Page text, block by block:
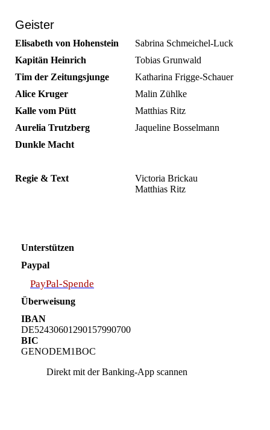
Geister
Elisabeth von Hohenstein
Sabrina Schmeichel-Luck
Kapitän Heinrich
Tobias Grunwald
Tim der Zeitungsjunge
Katharina Frigge-Schauer
Alice Kruger
Malin Zühlke
Kalle vom Pütt
Matthias Ritz
Aurelia Trutzberg
Jaqueline Bosselmann
Dunkle Macht
Regie & Text
Victoria Brickau
Matthias Ritz
Unterstützen
Paypal
PayPal-Spende
Überweisung
IBAN
DE52430601290157990700
BIC
GENODEM1BOC
Direkt mit der Banking-App scannen